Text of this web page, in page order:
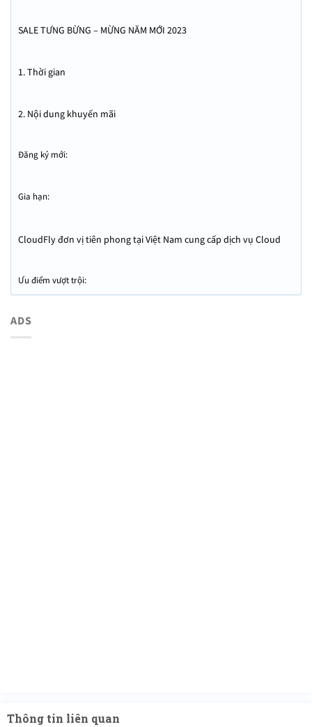
SALE TƯNG BỪNG – MỪNG NĂM MỚI 2023
1. Thời gian
2. Nội dung khuyến mãi
Đăng ký mới:
Gia hạn:
CloudFly đơn vị tiên phong tại Việt Nam cung cấp dịch vụ Cloud
Ưu điểm vượt trội:
ADS
Thông tin liên quan